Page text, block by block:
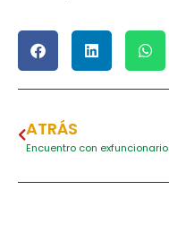
ATRÁS